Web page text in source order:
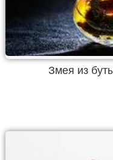
Змея из